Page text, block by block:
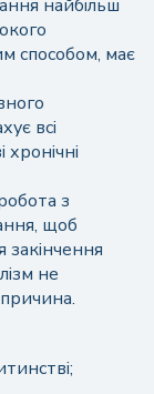
найбільш
способом, має
всі
з
щоб
закінчення
не